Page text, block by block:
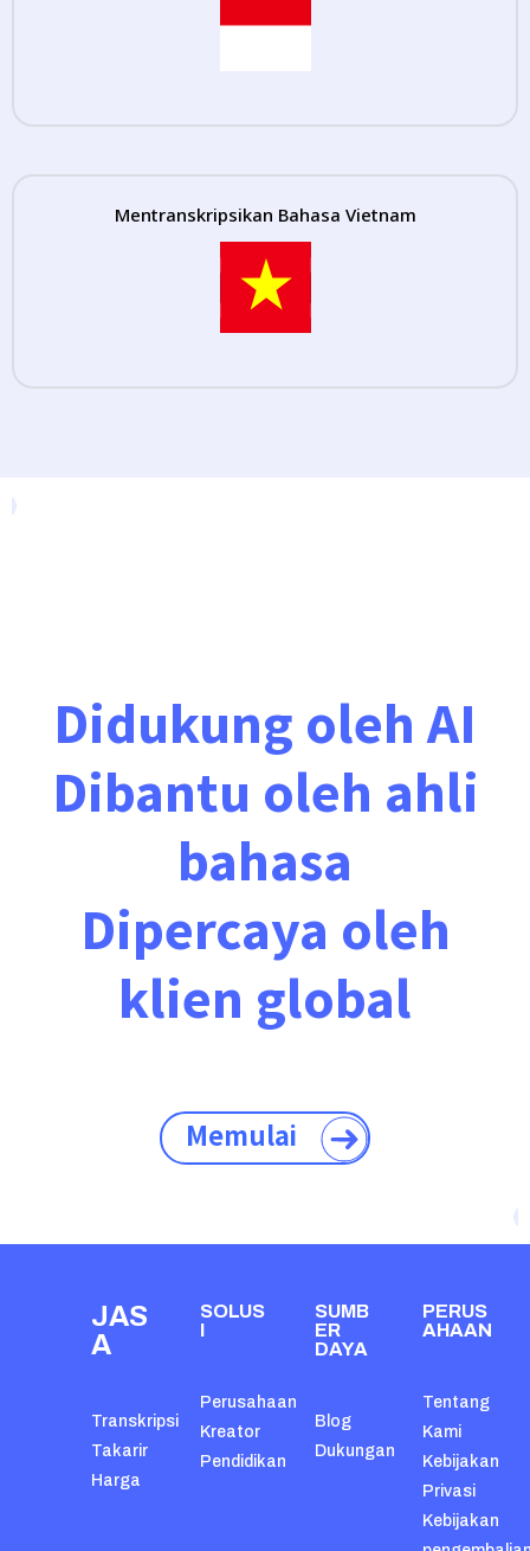
Mentranskripsikan Bahasa Vietnam
Didukung oleh AI
Dibantu oleh ahli
bahasa
Dipercaya oleh
klien global
Memulai
JAS
A
Transkripsi
Takarir
Harga
SOLUS
I
Perusahaan
Kreator
Pendidikan
SUMB
ER
DAYA
Blog
Dukungan
PERUS
AHAAN
Tentang
Kami
Kebijakan
Privasi
Kebijakan